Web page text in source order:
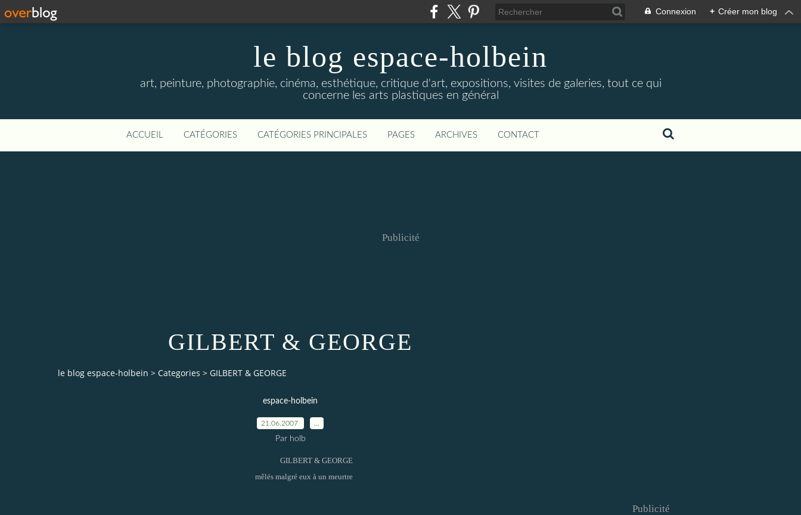
Connexion + Créer mon blog
le blog espace-holbein
art, peinture, photographie, cinéma, esthétique, critique d'art, expositions, visites de galeries, tout ce qui
concerne les arts plastiques en général
ACCUEIL CATÉGORIES CATÉGORIES PRINCIPALES PAGES ARCHIVES CONTACT
Publicité
GILBERT & GEORGE
le blog espace-holbein > Categories > GILBERT & GEORGE
espace-holbein
21.06.2007
Par holb
GILBERT & GEORGE
mêlés malgré eux à un meurtre
Publicité